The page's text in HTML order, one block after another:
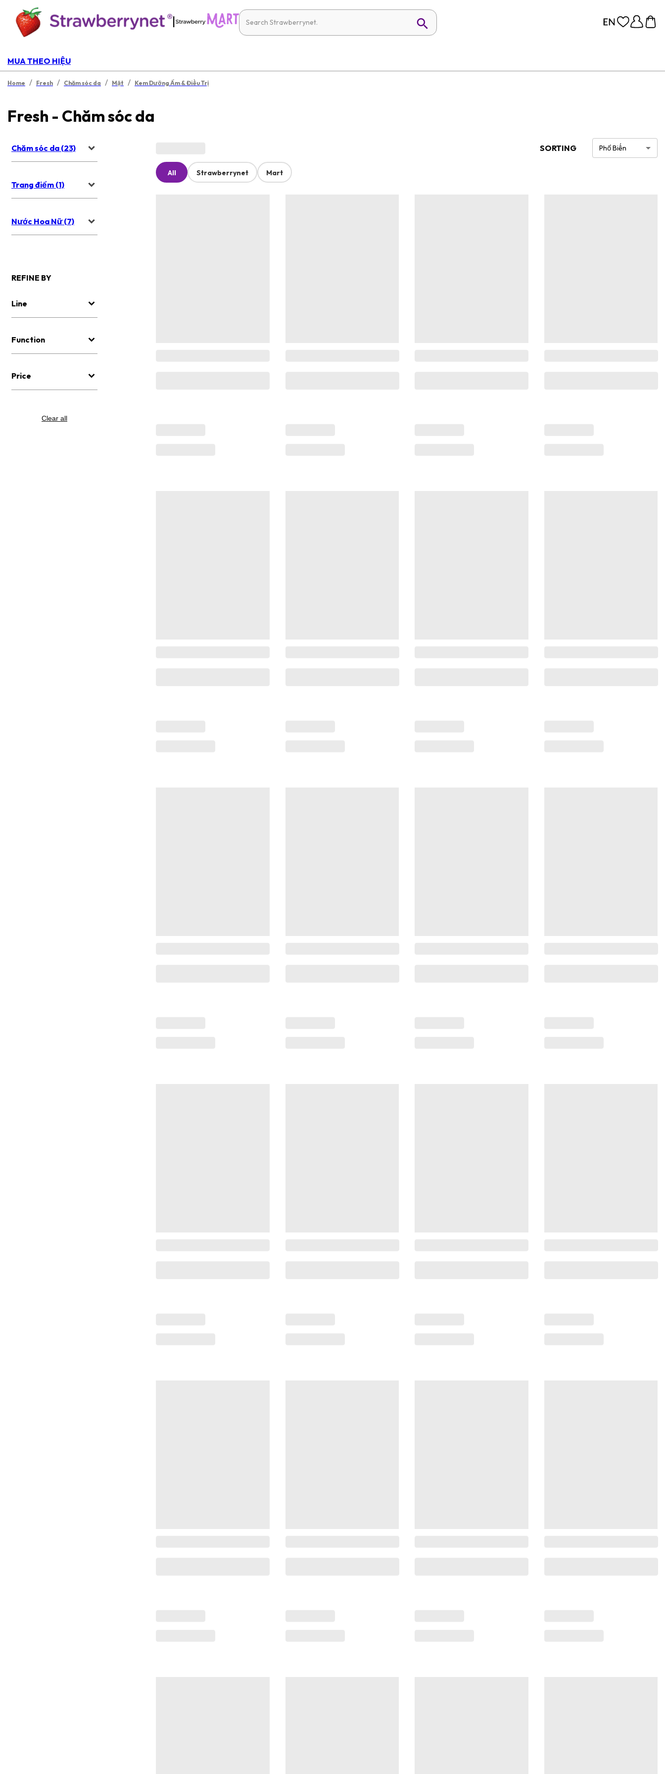
|
MUA THEO HIỆU
Home / Fresh / Chăm sóc da / Mặt / Kem Dưỡng Ẩm & Điều Trị
Fresh - Chăm sóc da
Chăm sóc da (23)
Trang điểm (1)
Nước Hoa Nữ (7)
REFINE BY
Line
Function
Price
Clear all
SORTING Phổ Biến
All Strawberrynet Mart